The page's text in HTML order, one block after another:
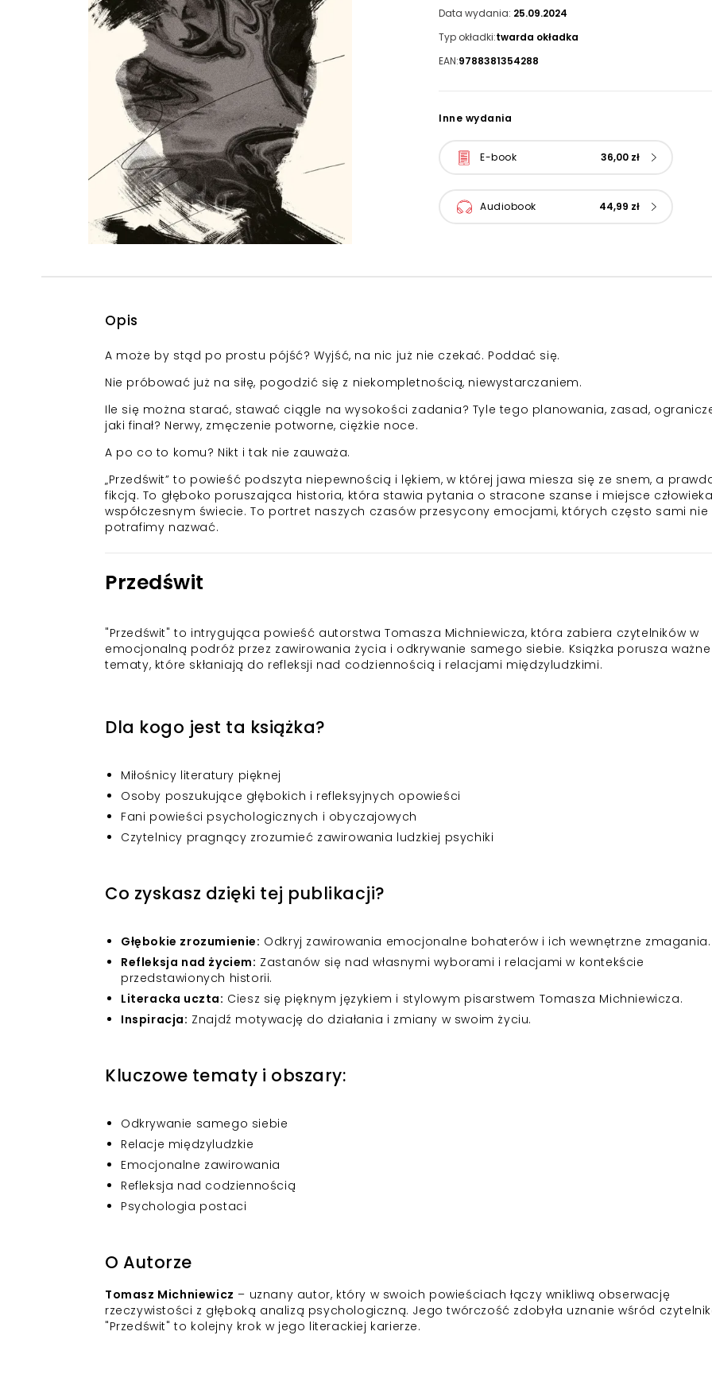
Data wydania: 25.09.2024
Typ okładki:twarda okładka
EAN:9788381354288
Inne wydania
E-book 36,00 zł
Audiobook 44,99 zł
Opis
A może by stąd po prostu pójść? Wyjść, na nic już nie czekać. Poddać się.
Nie próbować już na siłę, pogodzić się z niekompletnością, niewystarczaniem.
Ile się można starać, stawać ciągle na wysokości zadania? Tyle tego planowania, zasad,
jaki finał? Nerwy, zmęczenie potworne, ciężkie noce.
A po co to komu? Nikt i tak nie zauważa.
„Przedświt” to powieść podszyta niepewnością i lękiem, w której jawa miesza się ze snem, a
fikcją. To głęboko poruszająca historia, która stawia pytania o stracone szanse i miejsce
współczesnym świecie. To portret naszych czasów przesycony emocjami, których często sami nie
potrafimy nazwać.
Przedświt
"Przedświt" to intrygująca powieść autorstwa Tomasza Michniewicza, która zabiera czytelników w
emocjonalną podróż przez zawirowania życia i odkrywanie samego siebie. Książka porusza ważne
tematy, które skłaniają do refleksji nad codziennością i relacjami międzyludzkimi.
Dla kogo jest ta książka?
Miłośnicy literatury pięknej
Osoby poszukujące głębokich i refleksyjnych opowieści
Fani powieści psychologicznych i obyczajowych
Czytelnicy pragnący zrozumieć zawirowania ludzkiej psychiki
Co zyskasz dzięki tej publikacji?
Głębokie zrozumienie: Odkryj zawirowania emocjonalne bohaterów i ich wewnętrzne zmagania.
Refleksja nad życiem: Zastanów się nad własnymi wyborami i relacjami w kontekście
przedstawionych historii.
Literacka uczta: Ciesz się pięknym językiem i stylowym pisarstwem Tomasza Michniewicza.
Inspiracja: Znajdź motywację do działania i zmiany w swoim życiu.
Kluczowe tematy i obszary:
Odkrywanie samego siebie
Relacje międzyludzkie
Emocjonalne zawirowania
Refleksja nad codziennością
Psychologia postaci
O Autorze
Tomasz Michniewicz – uznany autor, który w swoich powieściach łączy wnikliwą obserwację
rzeczywistości z głęboką analizą psychologiczną. Jego twórczość zdobyła uznanie wśród
"Przedświt" to kolejny krok w jego literackiej karierze.
Powiększony kursor
Podkreślenie linków